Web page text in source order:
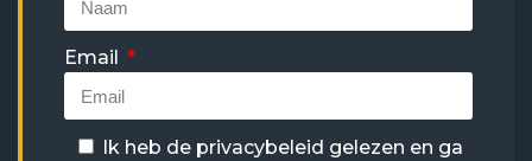
Email
Ik heb de privacybeleid gelezen en ga